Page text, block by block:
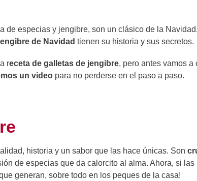
de especias y jengibre, son un clásico de la
de Navidad tienen su historia y sus secretos.
receta de galletas de jengibre, pero antes vamos a
un video para no perderse en el paso a paso.
historia y un sabor que las hace únicas. Son
de especias que da calorcito al alma. Ahora, si las
generan, sobre todo en los peques de la casa!